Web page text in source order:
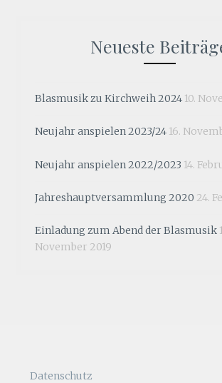
Neueste
Blasmusik zu Kirchweih 2024 10.
Neujahr anspielen 2023/24 16.
Neujahr anspielen 2022/2023 14.
Jahreshauptversammlung 2020 24.
Einladung zum Abend der Blasmusik
November 2019
Datenschutz